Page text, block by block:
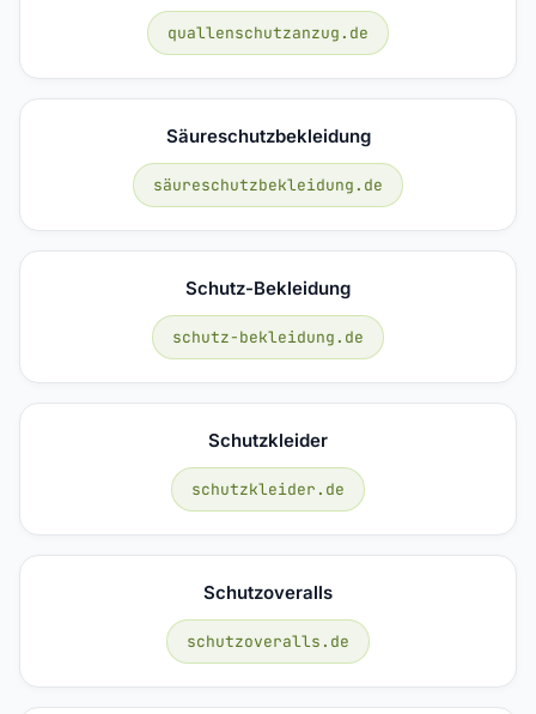
quallenschutzanzug.de
Säureschutzbekleidung
säureschutzbekleidung.de
Schutz-Bekleidung
schutz-bekleidung.de
Schutzkleider
schutzkleider.de
Schutzoveralls
schutzoveralls.de